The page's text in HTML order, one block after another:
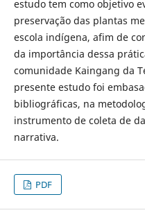
estudo tem como objetivo
preservação das plantas
escola indígena, afim de
da importância dessa
comunidade Kaingang da
presente estudo foi
bibliográficas, na
instrumento de coleta de
narrativa.
PDF